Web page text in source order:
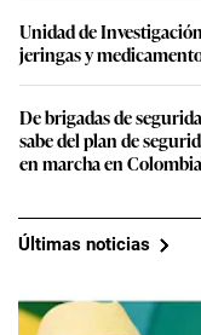
Unidad de
jeringas y
De brigadas de
sabe del plan de
en marcha en
Últimas noticias